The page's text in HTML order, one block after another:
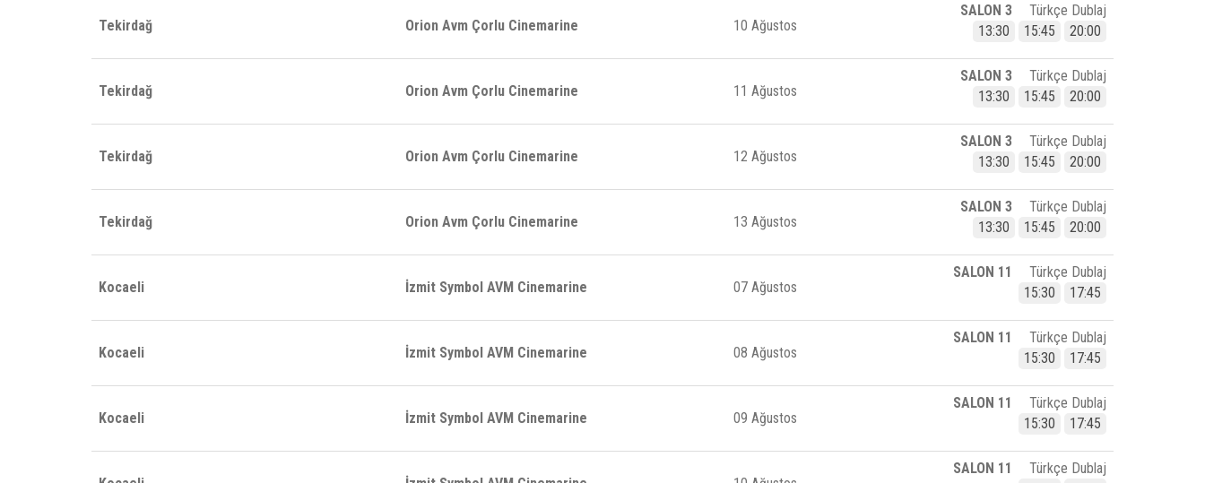
Tekirdağ Orion Avm Çorlu Cinemarine 10 Ağustos
SALON 3
Türkçe Dublaj
13:30
15:45 20:00
Tekirdağ Orion Avm Çorlu Cinemarine 11 Ağustos
SALON 3
Türkçe Dublaj
13:30
15:45 20:00
Tekirdağ Orion Avm Çorlu Cinemarine 12 Ağustos
SALON 3
Türkçe Dublaj
13:30
15:45 20:00
Tekirdağ Orion Avm Çorlu Cinemarine 13 Ağustos
SALON 3
Türkçe Dublaj
13:30
15:45 20:00
Kocaeli İzmit Symbol AVM Cinemarine 07 Ağustos
SALON 11
Türkçe Dublaj
15:30
17:45
Kocaeli İzmit Symbol AVM Cinemarine 08 Ağustos
SALON 11
Türkçe Dublaj
15:30
17:45
Kocaeli İzmit Symbol AVM Cinemarine 09 Ağustos
SALON 11
Türkçe Dublaj
15:30
17:45
SALON 11
Türkçe Dublaj